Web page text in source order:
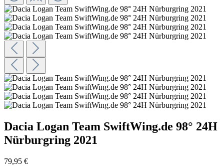
Dacia Logan Team SwiftWing.de 98° 24H
Nürburgring 2021
79,95 €